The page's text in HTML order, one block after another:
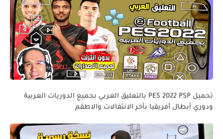
تحميل PES 2022 PSP بالتعليق العربي بجميع الدوريات العربية
ودوري أبطال أفريقيا بأخر الانتقالات والاطقم